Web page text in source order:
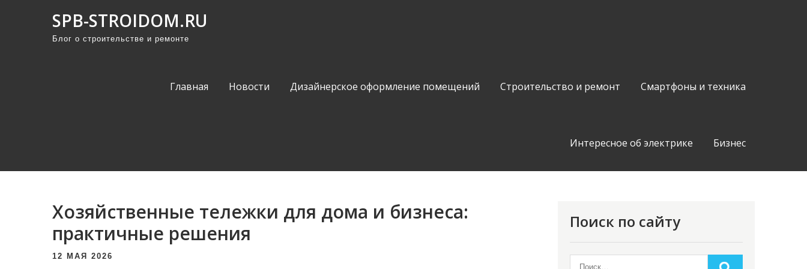
SPB-STROIDOM.RU
Блог о строительстве и ремонте
Главная Новости Дизайнерское оформление помещений Строительство и ремонт Смартфоны и техника
Интересное об электрике Бизнес
Хозяйственные тележки для дома и бизнеса:
практичные решения
12 МАЯ 2026
Поиск по сайту